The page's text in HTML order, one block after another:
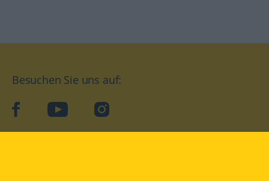
Besuchen Sie uns auf:
facebookYouTube Instagram